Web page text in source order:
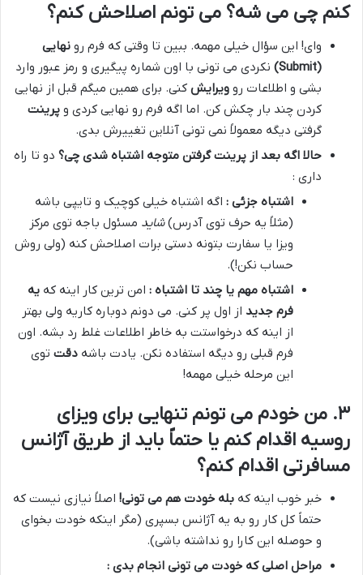
کنم چی می شه؟ می تونم اصلاحش کنم؟
وای! این سؤال خیلی مهمه. ببین تا وقتی که فرم رو نهایی
(Submit)
نکردی می تونی با اون شماره پیگیری و رمز عبور وارد
بشی و اطلاعات رو ویرایش کنی. برای همین میگم قبل از نهایی
کردن چند بار چکش کن. اما اگه فرم رو نهایی کردی و پرینت
گرفتی دیگه معمولاً نمی تونی آنلاین تغییرش بدی.
حالا اگه بعد از پرینت گرفتن متوجه اشتباه شدی چی؟ دو تا راه
داری :
اشتباه جزئی : اگه اشتباه خیلی کوچیک و تایپی باشه
(مثلاً یه حرف توی آدرس)شاید مسئول باجه توی مرکز
ویزا یا سفارت بتونه دستی برات اصلاحش کنه (ولی روش
حساب نکن!).
اشتباه مهم یا چند تا اشتباه : امن ترین کار اینه که یه
فرم جدید از اول پر کنی. می دونم دوباره کاریه ولی بهتر
از اینه که درخواستت به خاطر اطلاعات غلط رد بشه. اون
فرم قبلی رو دیگه استفاده نکن. یادت باشه دقت توی
این مرحله خیلی مهمه!
۳. من خودم می تونم تنهایی برای ویزای
روسیه اقدام کنم یا حتماً باید از طریق آژانس
مسافرتی اقدام کنم؟
خبر خوب اینه که بله خودت هم می تونی! اصلاً نیازی نیست که
حتماً کل کار رو به یه آژانس بسپری (مگر اینکه خودت بخوای
و حوصله این کارا رو نداشته باشی).
مراحل اصلی که خودت می تونی انجام بدی :